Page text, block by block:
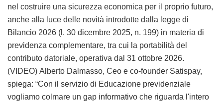
nel costruire una sicurezza economica per il proprio futuro,
anche alla luce delle novità introdotte dalla legge di
Bilancio 2026 (l. 30 dicembre 2025, n. 199) in materia di
previdenza complementare, tra cui la portabilità del
contributo datoriale, operativa dal 31 ottobre 2026.
(VIDEO) Alberto Dalmasso, Ceo e co-founder Satispay,
spiega: “Con il servizio di Educazione previdenziale
vogliamo colmare un gap informativo che riguarda l'intero